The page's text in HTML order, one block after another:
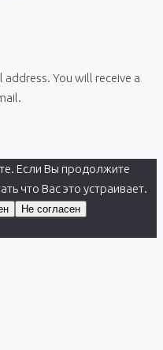
address. You will receive a
Если Вы продолжите
что Вас это устраивает.
Не согласен